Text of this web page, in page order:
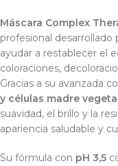
Máscara Complex
profesional
ayudar a restablecer el
coloraciones,
Gracias a su avanzada
y células madre
suavidad, el brillo y la
apariencia saludable y
Su fórmula con pH 3,5